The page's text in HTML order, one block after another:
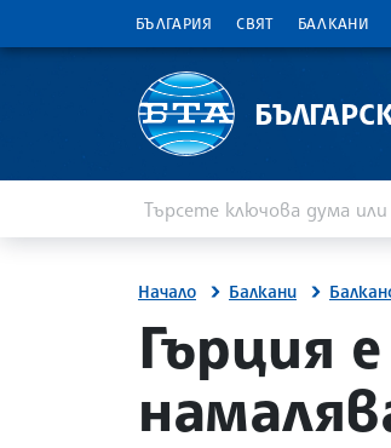
БЪЛГАРИЯ СВЯТ БАЛКАНИ
Начало Балкани
site.bta
Гърция